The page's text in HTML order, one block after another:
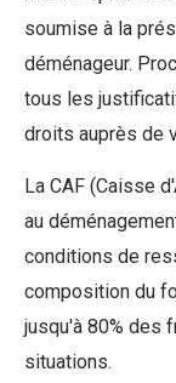
soumise à la
déménageur.
tous les
droits auprès de
La CAF (Caisse
au
conditions de
composition du
jusqu'à 80% des
situations.